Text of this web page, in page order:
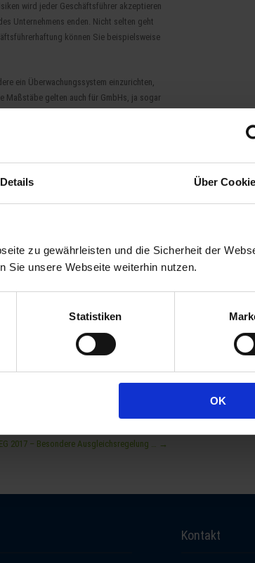
Details Über
zu gewährleisten und die Sicherheit der
Sie unsere Webseite weiterhin nutzen.
Statistiken
OK
wird jeder Geschäftsführer akzeptieren
Unternehmens enden. Nicht selten geht
können Sie beispielsweise
ein Überwachungssystem einzurichten,
Maßstäbe gelten auch für GmbHs, ja sogar
Aufsichtsmaßnahmen unterlässt, die
und deren Verletzung mit Strafe oder
werden können. Zu den erforderlichen
Diese Regelung wurde u.a. auch Siemens
Im Vergleich zu den bisherigen Kosten des
Milliarden EURO.
Bis zum 24.05.2018 lag das in
personenbezogener Daten begehen, droht
Die Schonfrist scheint vorüber, denn
Wohnungsbaugesellschaft Deutsche
nicht nur vor Haftung und
kann. Banken und Versicherungen
Konditionen ein. Verbessern Sie mit der
Zukunft.
Pflichten
2017 – Besondere Ausgleichsregelung … →
Kontakt